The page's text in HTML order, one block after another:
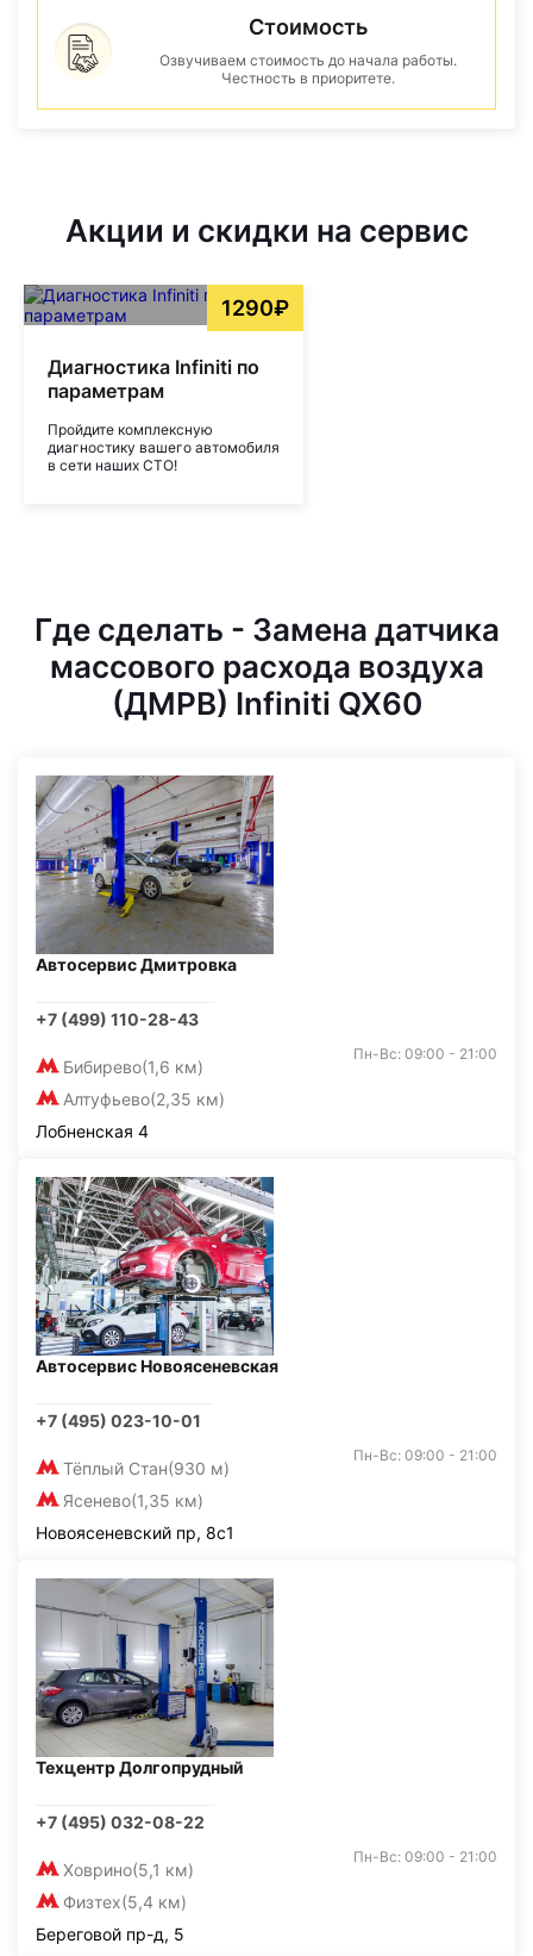
Стоимость
Озвучиваем стоимость до начала работы.
Честность в приоритете.
Акции и скидки на сервис
1290₽
Диагностика Infiniti по
параметрам
Пройдите комплексную
диагностику вашего автомобиля
в сети наших СТО!
Где сделать - Замена датчика
массового расхода воздуха
(ДМРВ) Infiniti QX60
Автосервис Дмитровка
+7 (499) 110-28-43
Бибирево(1,6 км)
Алтуфьево(2,35 км)
Пн-Вс: 09:00 - 21:00
Лобненская 4
Автосервис Новоясеневская
+7 (495) 023-10-01
Тёплый Стан(930 м)
Ясенево(1,35 км)
Пн-Вс: 09:00 - 21:00
Новоясеневский пр, 8с1
Техцентр Долгопрудный
+7 (495) 032-08-22
Ховрино(5,1 км)
Физтех(5,4 км)
Пн-Вс: 09:00 - 21:00
Береговой пр-д, 5